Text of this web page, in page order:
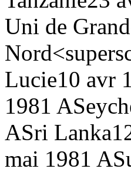
Uni de
Lucie10 avr
1981 A
ASri Lanka
mai 1981 A